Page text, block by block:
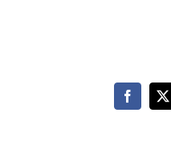
Facebook
X